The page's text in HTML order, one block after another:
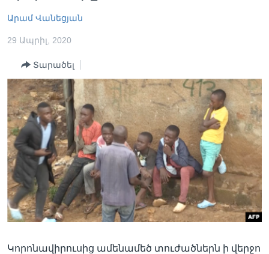
բովանդակություն
«ԱՄԵՐԻԿԱՅԻ ՁԱՅՆ»-Ի ԿԱՆՈՆԱԴՐՈՒԹՅՈՒՆ
ԿԱՊ ՄԵԶ ՀԵՏ
ՈՒԿՐԱԻՆԱԿԱՆ ՊԱՏԵՐԱԶՄ
Learning English
ՀԵՏԵՒԵՔ ՄԵԶ
Լեզուներ
Արամ Վանեցյան
29 Ապրիլ, 2020
Տարածել
Կորոնավիրուսից ամենամեծ տուժածներն ի վերջո